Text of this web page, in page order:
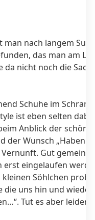
man nach langem
das man am
nicht noch die
Schuhe im
ist eben selten
Anblick der
der Wunsch „Haben
Gut gemeinte
erst eingelaufen
Söhlchen
uns hin und wieder
Tut es aber leider